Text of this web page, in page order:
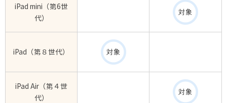
iPad mini（第6世
代）
対象
iPad（第８世代） 対象
iPad Air（第４世
代）
対象